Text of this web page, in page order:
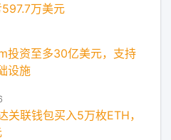
万美元
投资至多30亿美元，支持
设施
关联钱包买入5万枚ETH，